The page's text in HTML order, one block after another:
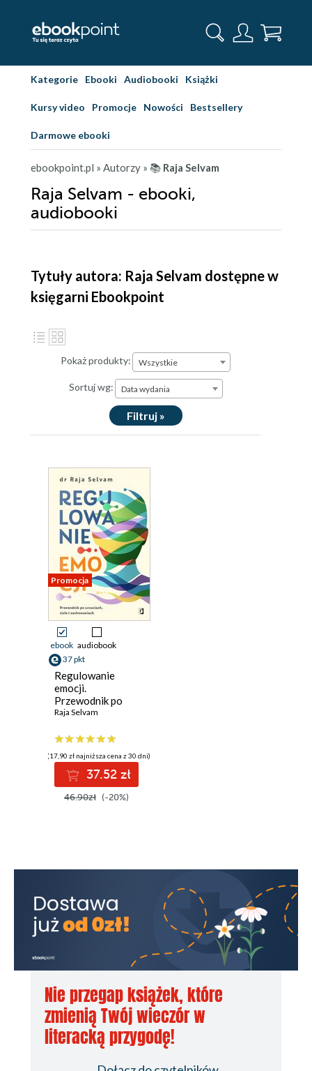
Kategorie Ebooki Audiobooki Książki
Kursy video Promocje Nowości Bestsellery
Darmowe ebooki
ebookpoint.pl » Autorzy » 📚 Raja Selvam
Raja Selvam - ebooki,
audiobooki
Tytuły autora: Raja Selvam dostępne w
księgarni Ebookpoint
Pokaż produkty: Wszystkie
Sortuj wg: Data wydania
Filtruj »
Promocja
ebook audiobook
37 pkt
Regulowanie
emocji.
Przewodnik po
uczuciach, ciele i
Raja Selvam
(17,90 zł najniższa cena z 30 dni)
37.52 zł
46.90zł (-20%)
Nie przegap książek, które
zmienią Twój wieczór w
literacką przygodę!